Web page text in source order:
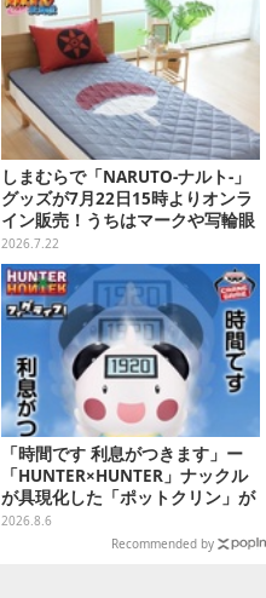
しまむらで「NARUTO-ナルト-」
グッズが7月22日15時よりオンラ
イン販売！うちはマークや写輪眼
の寝具、枕カバーなど豊富なデザ
イン
2026.7.22
「時間です 利息がつきます」ー
「HUNTER×HUNTER」ナックル
が具現化した「ポットクリン」が
貯金箱としてプライズ展開
2026.8.6
Recommended by